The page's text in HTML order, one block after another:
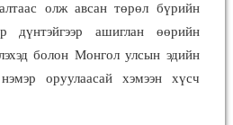
олж авсан төрөл бүрийн
дүнтэйгээр ашиглан өөрийн
болон Монгол улсын эдийн
оруулаасай хэмээн хүсч